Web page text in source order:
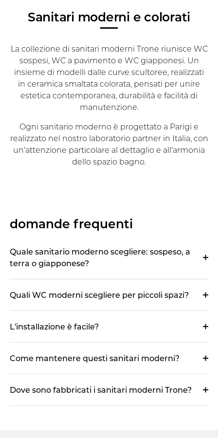
Sanitari moderni e colorati
La collezione di sanitari moderni Trone riunisce WC
sospesi, WC a pavimento e WC giapponesi. Un
insieme di modelli dalle curve scultoree, realizzati
in ceramica smaltata colorata, pensati per unire
estetica contemporanea, durabilità e facilità di
manutenzione.
Ogni sanitario moderno è progettato a Parigi e
realizzato nel nostro laboratorio partner in Italia, con
un’attenzione particolare al dettaglio e all’armonia
dello spazio bagno.
domande frequenti
Quale sanitario moderno scegliere: sospeso, a
terra o giapponese?
Quali WC moderni scegliere per piccoli spazi?
L'installazione è facile?
Come mantenere questi sanitari moderni?
Dove sono fabbricati i sanitari moderni Trone?